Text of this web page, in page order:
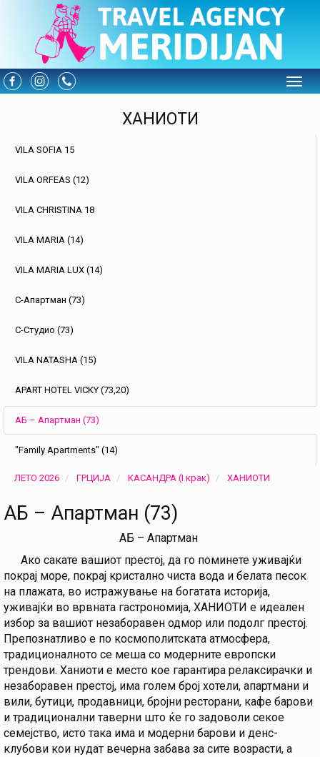
ХАНИОТИ
VILA SOFIA 15
VILA ORFEAS (12)
VILA CHRISTINA 18
VILA MARIA (14)
VILA MARIA LUX (14)
С-Апартман (73)
С-Студио (73)
VILA NATASHA (15)
APART HOTEL VICKY (73,20)
АБ – Апартман (73)
"Family Apartments" (14)
ЛЕТО 2026 ГРЦИЈА КАСАНДРА (I крак) ХАНИОТИ
АБ – Апартман (73)
АБ – Апартман
Ако сакате вашиот престој, да го поминете уживајќи
покрај море, покрај кристално чиста вода и белата песок
на плажата, во истражување на богатата историја,
уживајќи во врвната гастрономија, ХАНИОТИ е идеален
избор за вашиот незаборавен одмор или подолг престој.
Препознатливо е по космополитската атмосфера,
традиционалното се меша со модерните европски
трендови. Ханиоти е место кое гарантира релаксирачки и
незаборавен престој, има голем број хотели, апартмани и
вили, бутици, продавници, бројни ресторани, кафе барови
и традиционални таверни што ќе го задоволи секое
семејство, исто така има и модерни барови и денс-
клубови кои нудат вечерна забава за сите возрасти, а